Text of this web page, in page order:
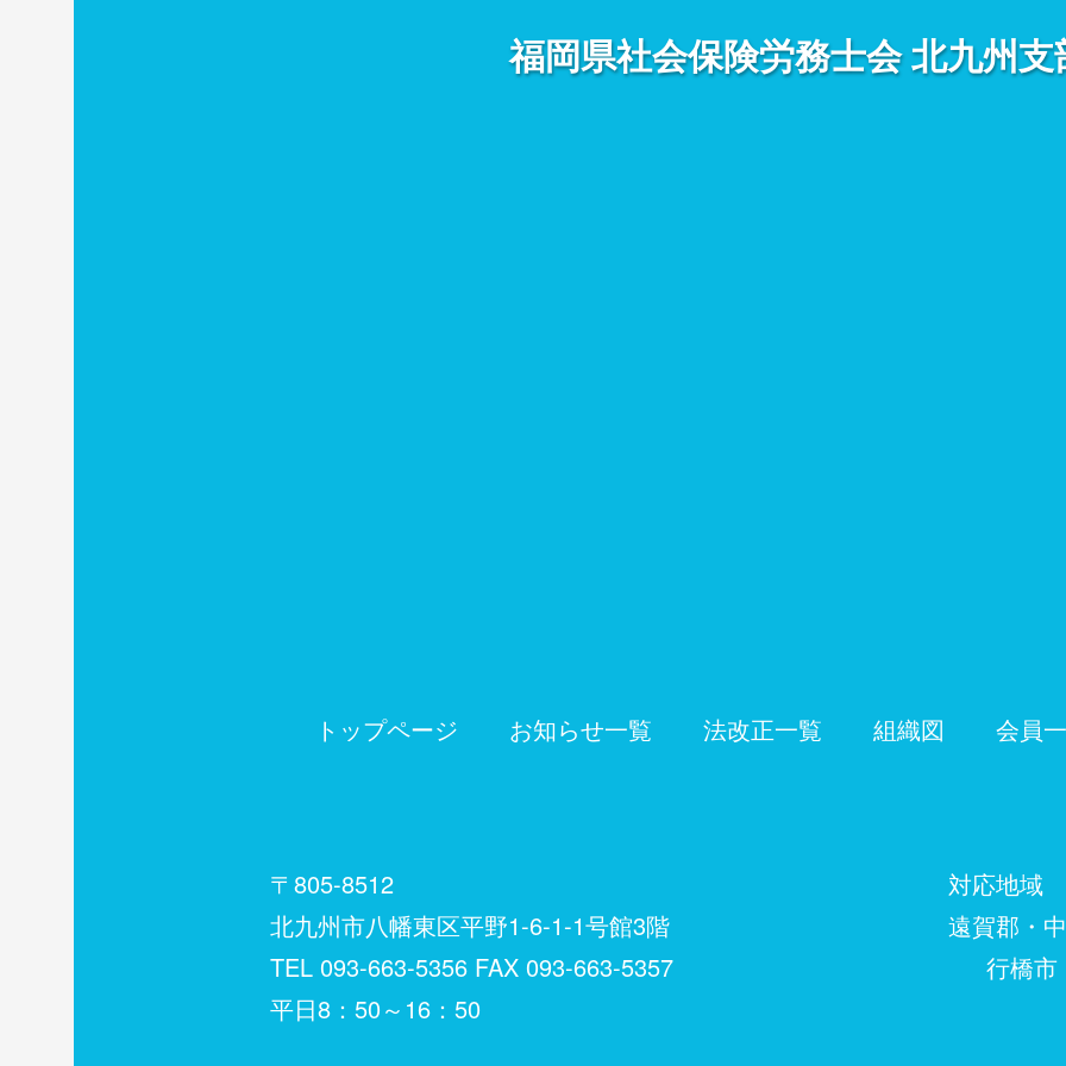
福岡県社会保険労務士会北九州支
トップページ お知らせ一覧 法改正一覧 組織図 会員
〒805-8512
北九州市八幡東区平野1-6-1-1号館3階
TEL 093-663-5356 FAX 093-663-5357
平日8：50～16：50
対応地域
遠賀郡・中間市
行橋市・築